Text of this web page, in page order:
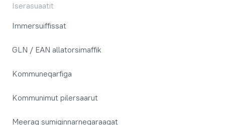
Iserasuaatit
Immersuiffissat
GLN / EAN allatorsimaffik
Kommuneqarfiga
Kommunimut pilersaarut
Meeraq sumiginnarneqaraagat